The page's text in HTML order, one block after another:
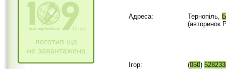
Адреса: Тернопіль,
(авторинок
Ігор: (050)